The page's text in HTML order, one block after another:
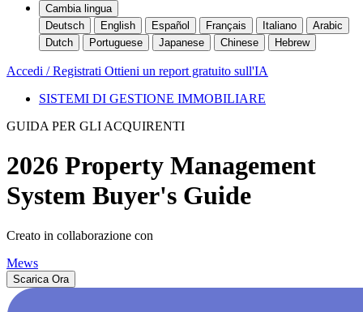
Cambia lingua
Deutsch
English Español Français Italiano
Arabic
Dutch
Portuguese Japanese Chinese Hebrew
Accedi / Registrati Ottieni un report gratuito sull'IA
SISTEMI DI GESTIONE IMMOBILIARE
GUIDA PER GLI ACQUIRENTI
2026 Property Management
System Buyer's Guide
Creato in collaborazione con
Mews
Scarica Ora